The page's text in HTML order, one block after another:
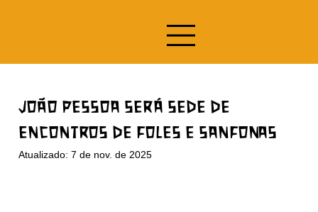
JOÃO PESSOA SERÁ SEDE DE
ENCONTROS DE FOLES E SANFONAS
Atualizado: 7 de nov. de 2025